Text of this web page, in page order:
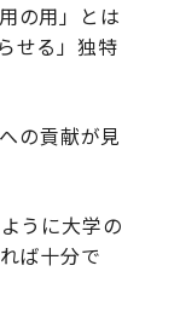
の用」とは
せる」独特
の貢献が見
うに大学の
ば十分で